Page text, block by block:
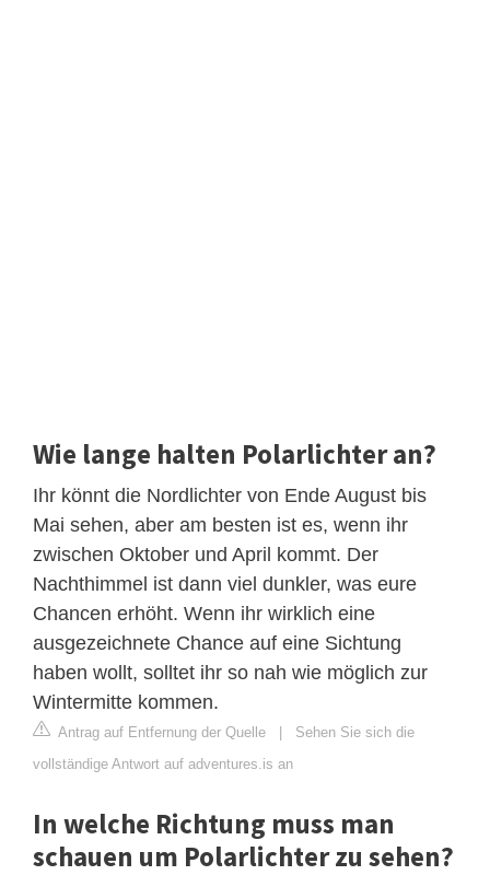
Wie lange halten Polarlichter an?
Ihr könnt die Nordlichter von Ende August bis
Mai sehen, aber am besten ist es, wenn ihr
zwischen Oktober und April kommt. Der
Nachthimmel ist dann viel dunkler, was eure
Chancen erhöht. Wenn ihr wirklich eine
ausgezeichnete Chance auf eine Sichtung
haben wollt, solltet ihr so nah wie möglich zur
Wintermitte kommen.
Antrag auf Entfernung der Quelle | Sehen Sie sich die
vollständige Antwort auf adventures.is an
In welche Richtung muss man
schauen um Polarlichter zu sehen?